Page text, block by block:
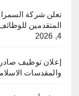
تعلن شركة السمرا
المتقدمين للوظائف
4, 2026
إعلان توظيف
والمقدسات